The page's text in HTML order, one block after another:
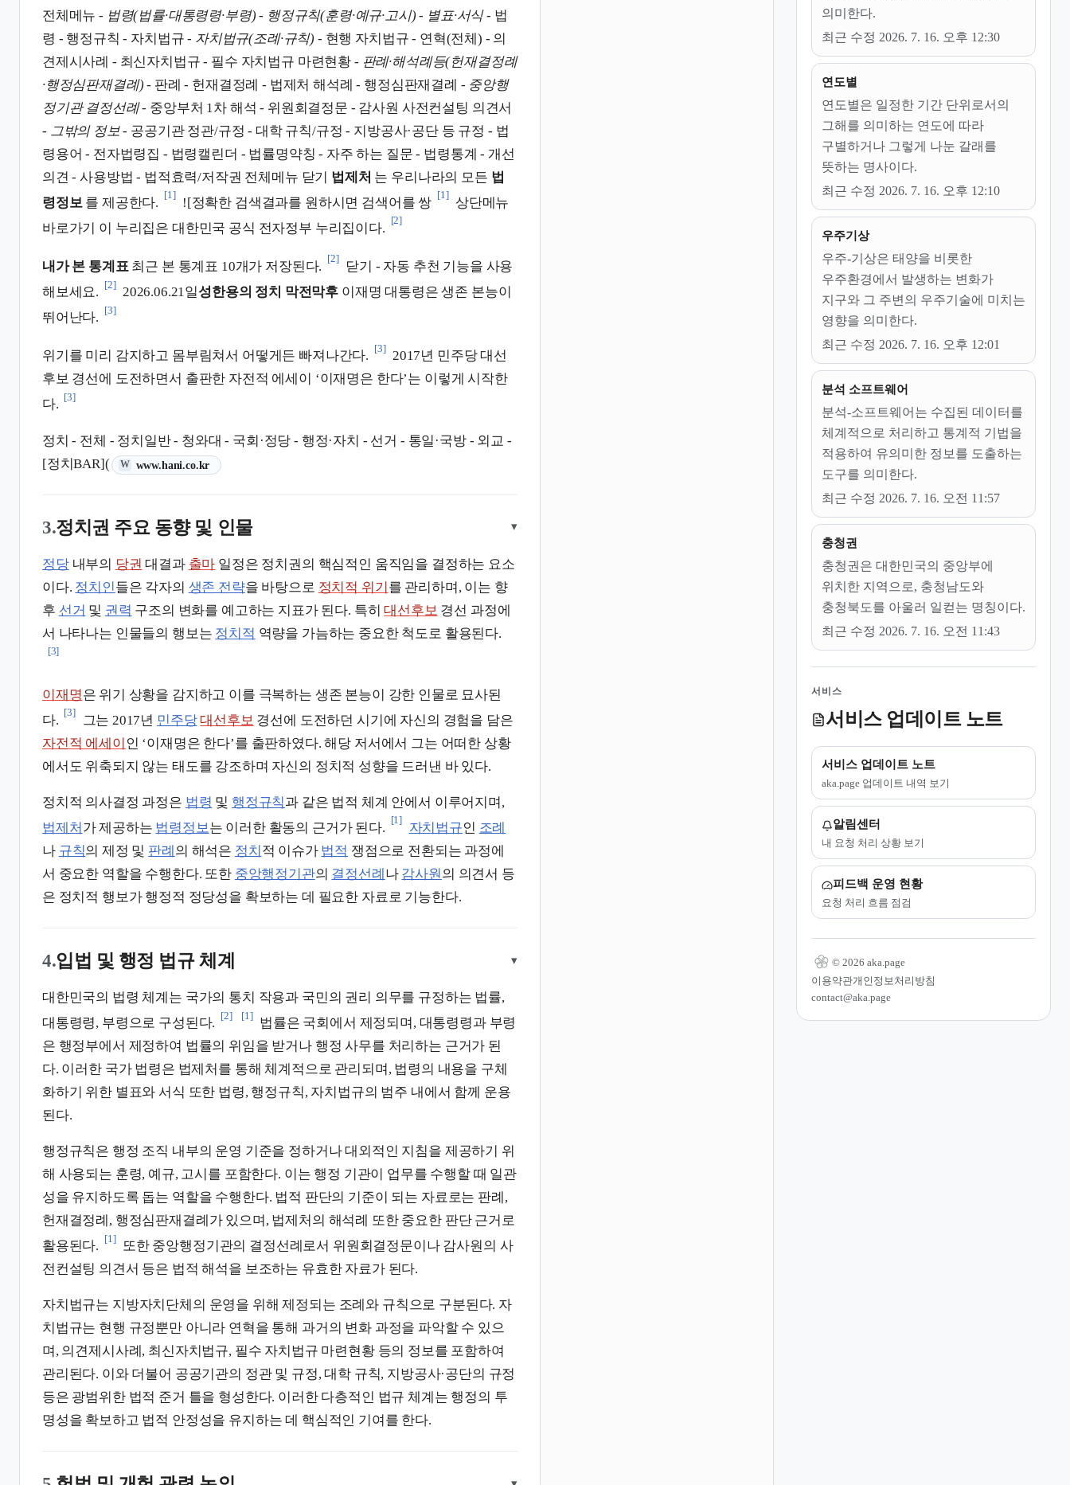
전체메뉴 - 법령(법률·대통령령·부령)- 행정규칙(훈령·예규·고시)- 별표·서식- 법
령 - 행정규칙 - 자치법규 - 자치법규(조례·규칙) - 현행 자치법규 - 연혁(전체) - 의
견제시사례 - 최신자치법규 - 필수 자치법규 마련현황 - 판례·해석례등(헌재결정례
·행정심판재결례)- 판례 - 헌재결정례 - 법제처 해석례 - 행정심판재결례 - 중앙행
정기관 결정선례- 중앙부처 1차 해석 - 위원회결정문 - 감사원 사전컨설팅 의견서
- 그밖의 정보- 공공기관 정관/규정 - 대학 규칙/규정 - 지방공사·공단 등 규정 - 법
령용어 - 전자법령집 - 법령캘린더 - 법률명약칭 - 자주 하는 질문 - 법령통계 - 개선
의견 - 사용방법 - 법적효력/저작권 전체메뉴 닫기 법제처 는 우리나라의 모든 법
령정보 를 제공한다.
[1]
![정확한 검색결과를 원하시면 검색어를 쌍
[1]
상단메뉴
바로가기 이 누리집은 대한민국 공식 전자정부 누리집이다.
[2]
내가 본 통계표최근 본 통계표 10개가 저장된다.
[2]
닫기 - 자동 추천 기능을 사용
해보세요.
[2]
2026.06.21일성한용의 정치 막전막후 이재명 대통령은 생존 본능이
뛰어난다.
[3]
위기를 미리 감지하고 몸부림쳐서 어떻게든 빠져나간다.
[3]
2017년 민주당 대선
후보 경선에 도전하면서 출판한 자전적 에세이 ‘이재명은 한다’는 이렇게 시작한
다.
[3]
정치 - 전체 - 정치일반 - 청와대 - 국회·정당 - 행정·자치 - 선거 - 통일·국방 - 외교 -
[정치BAR](
W www.hani.co.kr
(새 탭에서 열림)
3.정치권 주요 동향 및 인물 ▾
정당내부의 당권 대결과 출마 일정은 정치권의 핵심적인 움직임을 결정하는 요소
이다. 정치인 들은 각자의 생존 전략을 바탕으로 정치적 위기 를 관리하며, 이는 향
후 선거 및 권력 구조의 변화를 예고하는 지표가 된다. 특히대선후보 경선 과정에
서 나타나는 인물들의 행보는 정치적 역량을 가늠하는 중요한 척도로 활용된다.
[3]
이재명은 위기 상황을 감지하고 이를 극복하는 생존 본능이 강한 인물로 묘사된
다.
[3]
그는 2017년 민주당 대선후보 경선에 도전하던 시기에 자신의 경험을 담은
자전적 에세이 인 ‘이재명은 한다’를 출판하였다. 해당 저서에서 그는 어떠한 상황
에서도 위축되지 않는 태도를 강조하며 자신의 정치적 성향을 드러낸 바 있다.
정치적 의사결정 과정은 법령 및 행정규칙과 같은 법적 체계 안에서 이루어지며,
법제처 가 제공하는 법령정보는 이러한 활동의 근거가 된다.
[1]
자치법규인 조례
나 규칙의 제정 및 판례 의 해석은 정치 적 이슈가 법적 쟁점으로 전환되는 과정에
서 중요한 역할을 수행한다. 또한 중앙행정기관의 결정선례 나 감사원 의 의견서 등
은 정치적 행보가 행정적 정당성을 확보하는 데 필요한 자료로 기능한다.
4.입법 및 행정 법규 체계 ▾
대한민국의 법령 체계는 국가의 통치 작용과 국민의 권리 의무를 규정하는 법률,
대통령령, 부령으로 구성된다.
[2] [1]
법률은 국회에서 제정되며, 대통령령과 부령
은 행정부에서 제정하여 법률의 위임을 받거나 행정 사무를 처리하는 근거가 된
다. 이러한 국가 법령은 법제처를 통해 체계적으로 관리되며, 법령의 내용을 구체
화하기 위한 별표와 서식 또한 법령, 행정규칙, 자치법규의 범주 내에서 함께 운용
된다.
행정규칙은 행정 조직 내부의 운영 기준을 정하거나 대외적인 지침을 제공하기 위
해 사용되는 훈령, 예규, 고시를 포함한다. 이는 행정 기관이 업무를 수행할 때 일관
성을 유지하도록 돕는 역할을 수행한다. 법적 판단의 기준이 되는 자료로는 판례,
헌재결정례, 행정심판재결례가 있으며, 법제처의 해석례 또한 중요한 판단 근거로
활용된다.
[1]
또한 중앙행정기관의 결정선례로서 위원회결정문이나 감사원의 사
전컨설팅 의견서 등은 법적 해석을 보조하는 유효한 자료가 된다.
자치법규는 지방자치단체의 운영을 위해 제정되는 조례와 규칙으로 구분된다. 자
치법규는 현행 규정뿐만 아니라 연혁을 통해 과거의 변화 과정을 파악할 수 있으
며, 의견제시사례, 최신자치법규, 필수 자치법규 마련현황 등의 정보를 포함하여
관리된다. 이와 더불어 공공기관의 정관 및 규정, 대학 규칙, 지방공사·공단의 규정
등은 광범위한 법적 준거 틀을 형성한다. 이러한 다층적인 법규 체계는 행정의 투
명성을 확보하고 법적 안정성을 유지하는 데 핵심적인 기여를 한다.
의미한다.
최근 수정 2026. 7. 16. 오후 12:30
연도별
연도별은 일정한 기간 단위로서의
그해를 의미하는 연도에 따라
구별하거나 그렇게 나눈 갈래를
뜻하는 명사이다.
최근 수정 2026. 7. 16. 오후 12:10
우주기상
우주-기상은 태양을 비롯한
우주환경에서 발생하는 변화가
지구와 그 주변의 우주기술에 미치는
영향을 의미한다.
최근 수정 2026. 7. 16. 오후 12:01
분석 소프트웨어
분석-소프트웨어는 수집된 데이터를
체계적으로 처리하고 통계적 기법을
적용하여 유의미한 정보를 도출하는
도구를 의미한다.
최근 수정 2026. 7. 16. 오전 11:57
충청권
충청권은 대한민국의 중앙부에
위치한 지역으로, 충청남도와
충청북도를 아울러 일컫는 명칭이다.
최근 수정 2026. 7. 16. 오전 11:43
서비스
서비스 업데이트 노트
서비스 업데이트 노트
aka.page 업데이트 내역 보기
알림센터
내 요청 처리 상황 보기
피드백 운영 현황
요청 처리 흐름 점검
© 2026 aka.page
이용약관개인정보처리방침
contact@aka.page